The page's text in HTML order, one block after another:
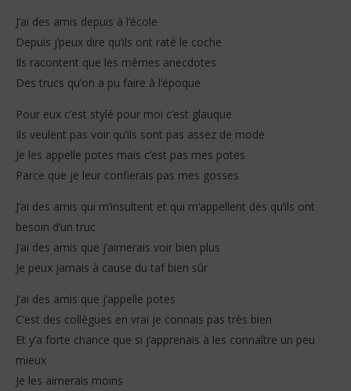
2025
Stone
J’ai des amis depuis à l’école
Depuis j’peux dire qu’ils ont raté le coche
Ils racontent que les mêmes anecdotes
Des trucs qu’on a pu faire à l’époque
Pour eux c’est stylé pour moi c’est glauque
Ils veulent pas voir qu’ils sont pas assez de mode
Je les appelle potes mais c’est pas mes potes
Parce que je leur confierais pas mes gosses
J’ai des amis qui m’insultent et qui m’appellent dès qu’ils ont
besoin d’un truc
J’ai des amis que j’aimerais voir bien plus
Je peux jamais à cause du taf bien sûr
J’ai des amis que j’appelle potes
C’est des collègues en vrai je connais pas très bien
Et y’a forte chance que si j’apprenais à les connaître un peu
mieux
Je les aimerais moins